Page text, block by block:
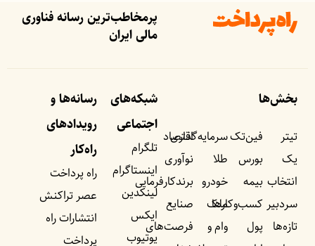
پرمخاطب‌ترین رسانه فناوری
مالی ایران
بخش‌ها
تیتر
یک
انتخاب
سردبیر
تازه‌ها
فین‌تک
بورس
بیمه
کسب‌وکار‌ها
پول
سرمایه‌گذاری
طلا
خودرو
ملک
وام و
اقتصاد
نوآوری
برندکارفرمایی
صنایع
فرصت‌های
شبکه‌های
اجتماعی
تلگرام
اینستاگرام
لینکدین
ایکس
یوتیوب
رسانه‌ها و
رویداد‌های
راه‌کار
راه پرداخت
عصر تراکنش
انتشارات راه
پرداخت